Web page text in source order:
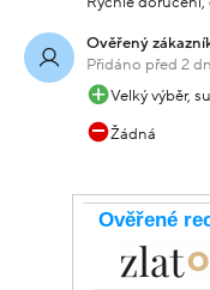
Ověřený
Přidáno před 2
Velký výběr,
Žádná